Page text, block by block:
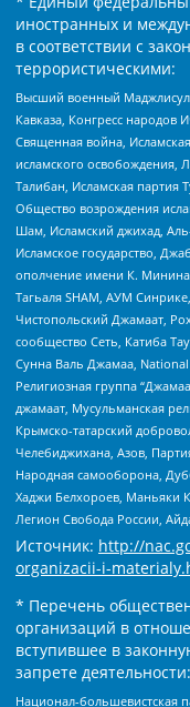
иностранных и
в соответствии с
террористическими:
Высший военный
Кавказа, Конгресс народов
Священная война,
исламского освобождения,
Талибан, Исламская партия
Общество возрождения
Шам, Исламский джихад,
Исламское государство,
ополчение имени К. Минина
Тагьаля SHAM, АУМ
Чистопольский Джамаат,
сообщество Сеть, Катиба
Сунна Валь Джамаа, National
Религиозная группа
джамаат, Мусульманская
Крымско-татарский
Челебиджихана, Азов,
Народная самооборона,
Хаджи Белхороев, Маньяки
Легион Свобода России,
Источник: http://
organizacii-i-
* Перечень
организаций в
вступившее в
запрете деятельности:
Национал-большевистская